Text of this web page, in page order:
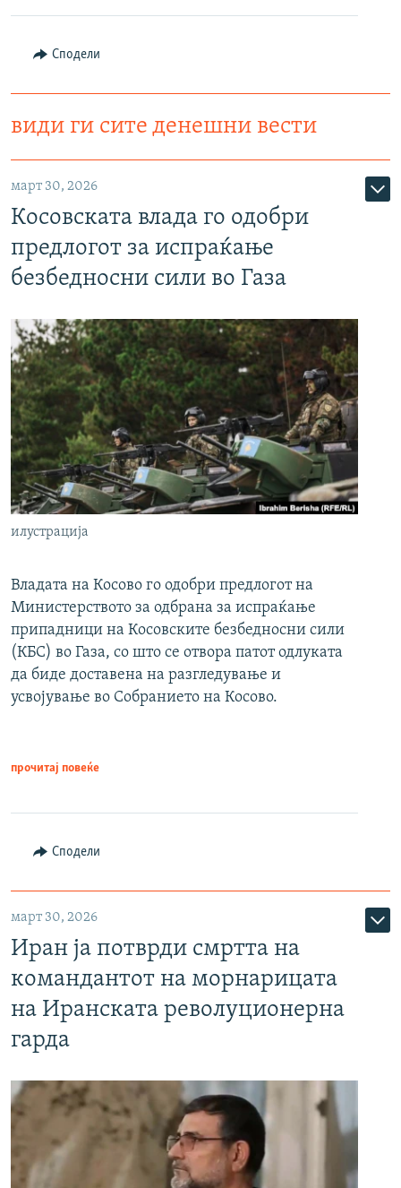
Сподели
види ги сите денешни вести
март 30, 2026
Косовската влада го одобри
предлогот за испраќање
безбедносни сили во Газа
илустрација
Владата на Косово го одобри предлогот на
Министерството за одбрана за испраќање
припадници на Косовските безбедносни сили
(КБС) во Газа, со што се отвора патот одлуката
да биде доставена на разгледување и
усвојување во Собранието на Косово.
прочитај повеќе
Сподели
март 30, 2026
Иран ја потврди смртта на
командантот на морнарицата
на Иранската револуционерна
гарда